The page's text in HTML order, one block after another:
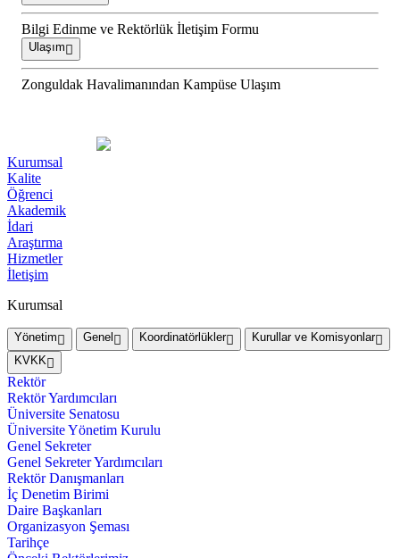
Bilgi Edinme ve Rektörlük İletişim Formu
Ulaşım
Zonguldak Havalimanından Kampüse Ulaşım
Kurumsal
Kalite
Öğrenci
Akademik
İdari
Araştırma
Hizmetler
İletişim
Kurumsal
Yönetim Genel Koordinatörlükler
Kurullar ve Komisyonlar
KVKK
Rektör
Rektör Yardımcıları
Üniversite Senatosu
Üniversite Yönetim Kurulu
Genel Sekreter
Genel Sekreter Yardımcıları
Rektör Danışmanları
İç Denetim Birimi
Daire Başkanları
Organizasyon Şeması
Tarihçe